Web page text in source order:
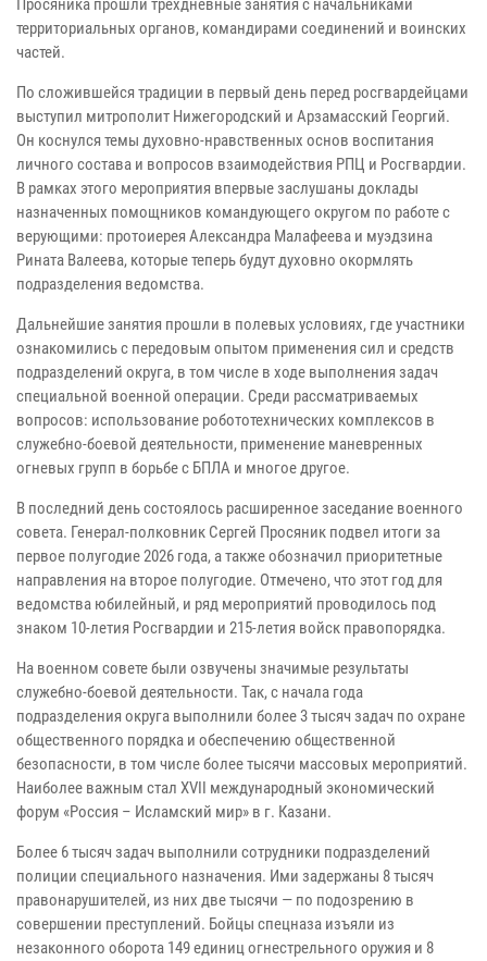
Просяника прошли трехдневные занятия с начальниками
территориальных органов, командирами соединений и воинских
частей.
По сложившейся традиции в первый день перед росгвардейцами
выступил митрополит Нижегородский и Арзамасский Георгий.
Он коснулся темы духовно-нравственных основ воспитания
личного состава и вопросов взаимодействия РПЦ и Росгвардии.
В рамках этого мероприятия впервые заслушаны доклады
назначенных помощников командующего округом по работе с
верующими: протоиерея Александра Малафеева и муэдзина
Рината Валеева, которые теперь будут духовно окормлять
подразделения ведомства.
Дальнейшие занятия прошли в полевых условиях, где участники
ознакомились с передовым опытом применения сил и средств
подразделений округа, в том числе в ходе выполнения задач
специальной военной операции. Среди рассматриваемых
вопросов: использование робототехнических комплексов в
служебно-боевой деятельности, применение маневренных
огневых групп в борьбе с БПЛА и многое другое.
В последний день состоялось расширенное заседание военного
совета. Генерал-полковник Сергей Просяник подвел итоги за
первое полугодие 2026 года, а также обозначил приоритетные
направления на второе полугодие. Отмечено, что этот год для
ведомства юбилейный, и ряд мероприятий проводилось под
знаком 10-летия Росгвардии и 215-летия войск правопорядка.
На военном совете были озвучены значимые результаты
служебно-боевой деятельности. Так, с начала года
подразделения округа выполнили более 3 тысяч задач по охране
общественного порядка и обеспечению общественной
безопасности, в том числе более тысячи массовых мероприятий.
Наиболее важным стал XVII международный экономический
форум «Россия – Исламский мир» в г. Казани.
Более 6 тысяч задач выполнили сотрудники подразделений
полиции специального назначения. Ими задержаны 8 тысяч
правонарушителей, из них две тысячи — по подозрению в
совершении преступлений. Бойцы спецназа изъяли из
незаконного оборота 149 единиц огнестрельного оружия и 8